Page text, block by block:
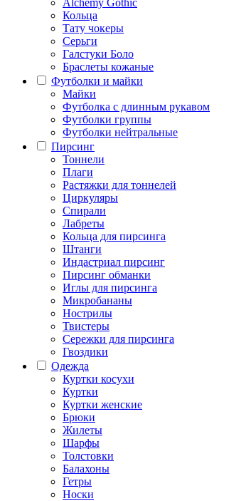
Alchemy Gothic
Кольца
Тату чокеры
Серьги
Галстуки Боло
Браслеты кожаные
Футболки и майки
Майки
Футболка с длинным рукавом
Футболки группы
Футболки нейтральные
Пирсинг
Тоннели
Плаги
Растяжки для тоннелей
Циркуляры
Спирали
Лабреты
Кольца для пирсинга
Штанги
Индастриал пирсинг
Пирсинг обманки
Иглы для пирсинга
Микробананы
Нострилы
Твистеры
Сережки для пирсинга
Гвоздики
Одежда
Куртки косухи
Куртки
Куртки женские
Брюки
Жилеты
Шарфы
Толстовки
Балахоны
Гетры
Носки